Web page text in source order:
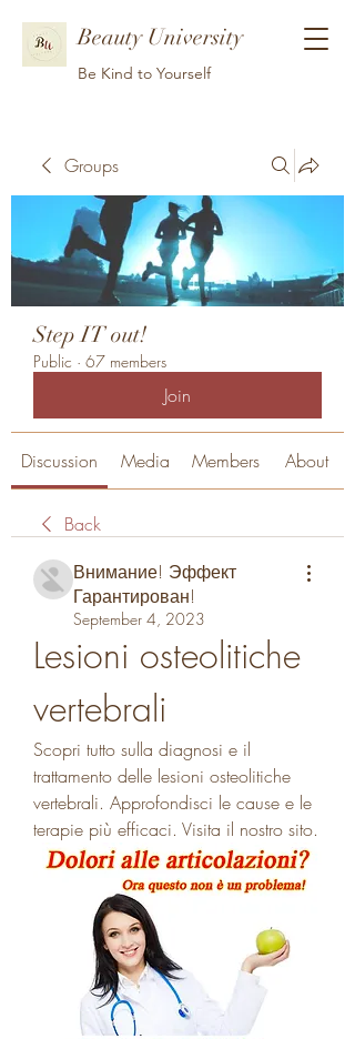
Beauty University
Be Kind to Yourself
Groups
Step IT out!
Public · 67 members
Join
Discussion Media Members About
Back
Внимание! Эффект
Гарантирован!
September 4, 2023
Lesioni osteolitiche
vertebrali
Scopri tutto sulla diagnosi e il
trattamento delle lesioni osteolitiche
vertebrali. Approfondisci le cause e le
terapie più efficaci. Visita il nostro sito.